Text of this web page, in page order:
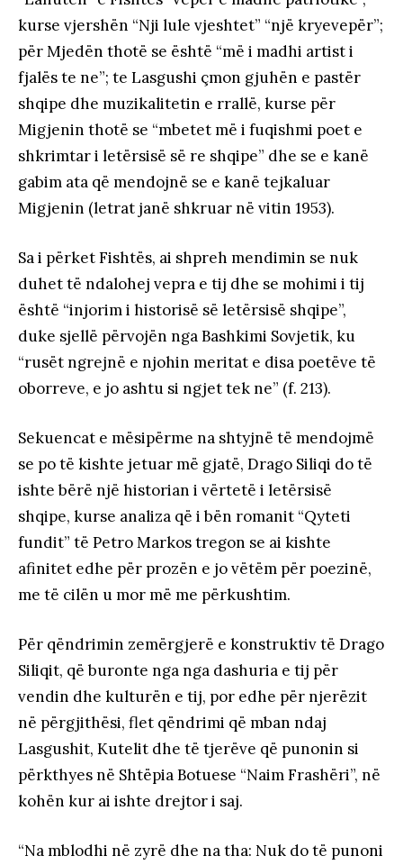
kurse vjershën “Nji lule vjeshtet” “një kryevepër”;
për Mjedën thotë se është “më i madhi artist i
fjalës te ne”; te Lasgushi çmon gjuhën e pastër
shqipe dhe muzikalitetin e rrallë, kurse për
Migjenin thotë se “mbetet më i fuqishmi poet e
shkrimtar i letërsisë së re shqipe” dhe se e kanë
gabim ata që mendojnë se e kanë tejkaluar
Migjenin (letrat janë shkruar në vitin 1953).
Sa i përket Fishtës, ai shpreh mendimin se nuk
duhet të ndalohej vepra e tij dhe se mohimi i tij
është “injorim i historisë së letërsisë shqipe”,
duke sjellë përvojën nga Bashkimi Sovjetik, ku
“rusët ngrejnë e njohin meritat e disa poetëve të
oborreve, e jo ashtu si ngjet tek ne” (f. 213).
Sekuencat e mësipërme na shtyjnë të mendojmë
se po të kishte jetuar më gjatë, Drago Siliqi do të
ishte bërë një historian i vërtetë i letërsisë
shqipe, kurse analiza që i bën romanit “Qyteti
fundit” të Petro Markos tregon se ai kishte
afinitet edhe për prozën e jo vëtëm për poezinë,
me të cilën u mor më me përkushtim.
Për qëndrimin zemërgjerë e konstruktiv të Drago
Siliqit, që buronte nga nga dashuria e tij për
vendin dhe kulturën e tij, por edhe për njerëzit
në përgjithësi, flet qëndrimi që mban ndaj
Lasgushit, Kutelit dhe të tjerëve që punonin si
përkthyes në Shtëpia Botuese “Naim Frashëri”, në
kohën kur ai ishte drejtor i saj.
“Na mblodhi në zyrë dhe na tha: Nuk do të punoni